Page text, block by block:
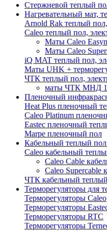
Cтержневой теплый
Нагревательный мат,
Arnold Rak теплый
Caleo теплый пол,
Маты Caleo
Маты Caleo
iQ MAT теплый пол,
Маты UHK +
ЧТК теплый пол,
маты ЧТК МНД
Пленочный
Heat Plus пленочный
Caleo Platinum
Eastec пленочный
Marpe пленочный пол
Кабельный теплый
Caleo кабельный
Caleo Cable
Сaleo Supercable
ЧТК кабельный
Терморегуляторы для
Терморегуляторы Caleo
Терморегуляторы
Терморегуляторы RTC
Терморегуляторы